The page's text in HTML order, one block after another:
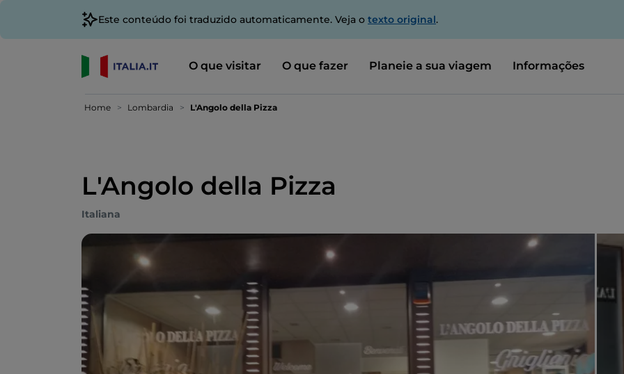
Este conteúdo foi traduzido automaticamente. Veja o texto original.
O que visitar O que fazer Planeie a sua viagem Informações
Home Lombardia L'Angolo della Pizza
L'Angolo della Pizza
Italiana